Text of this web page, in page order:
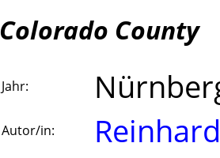
Colorado County
Jahr:
Autor/in: